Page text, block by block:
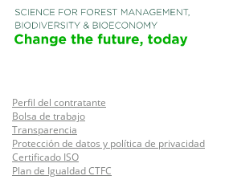
Perfil del contratante
Bolsa de trabajo
Transparencia
Protección de datos y política de privacidad
Certificado ISO
Plan de Igualdad CTFC